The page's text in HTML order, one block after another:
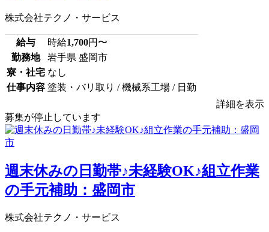
株式会社テクノ・サービス
給与 時給1,700円〜
勤務地
岩手県 盛岡市
寮・社宅 なし
仕事内容 塗装・バリ取り / 機械系工場 / 日勤
詳細を表示
募集が停止しています
週末休みの日勤帯♪未経験OK♪組立作業
の手元補助：盛岡市
株式会社テクノ・サービス